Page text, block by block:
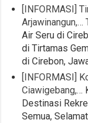
[INFORMASI]
Arjawinangun,…
Air Seru di
di Tirtamas
di Cirebon,
[INFORMASI]
Ciawigebang,…
Destinasi
Semua,